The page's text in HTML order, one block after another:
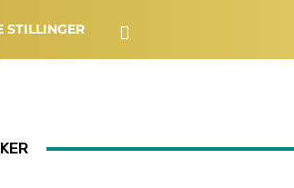
STILLINGER